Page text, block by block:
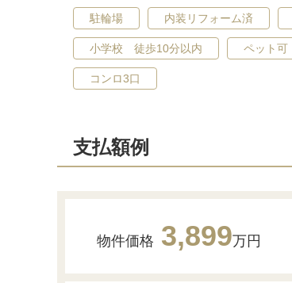
駐輪場 内装リフォーム済
小学校 徒歩10分以内 ペット可
コンロ3口
支払額例
物件価格 3,899万円